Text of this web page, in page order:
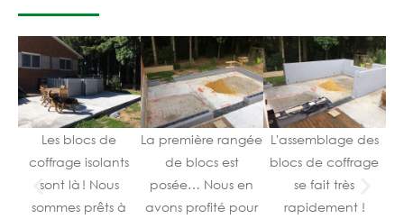
Les blocs de
coffrage isolants
sont là ! Nous
sommes prêts à
La première rangée
de blocs est
posée… Nous en
avons profité pour
L'assemblage des
blocs de coffrage
se fait très
rapidement !